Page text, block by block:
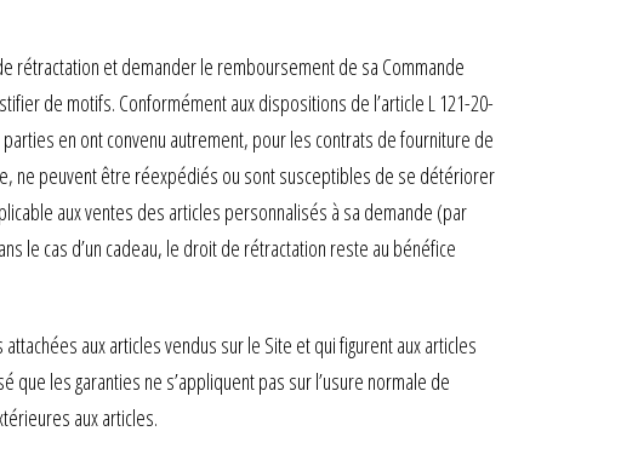
rétractation et demander le remboursement de sa Commande
de motifs. Conformément aux dispositions de l’article L 121-20-
en ont convenu autrement, pour les contrats de fourniture de
ne peuvent être réexpédiés ou sont susceptibles de se détériorer
aux ventes des articles personnalisés à sa demande (par
le cas d’un cadeau, le droit de rétractation reste au bénéfice
aux articles vendus sur le Site et qui figurent aux articles
que les garanties ne s’appliquent pas sur l’usure normale de
aux articles.